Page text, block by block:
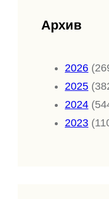
Архив
2026
2025
2024
2023